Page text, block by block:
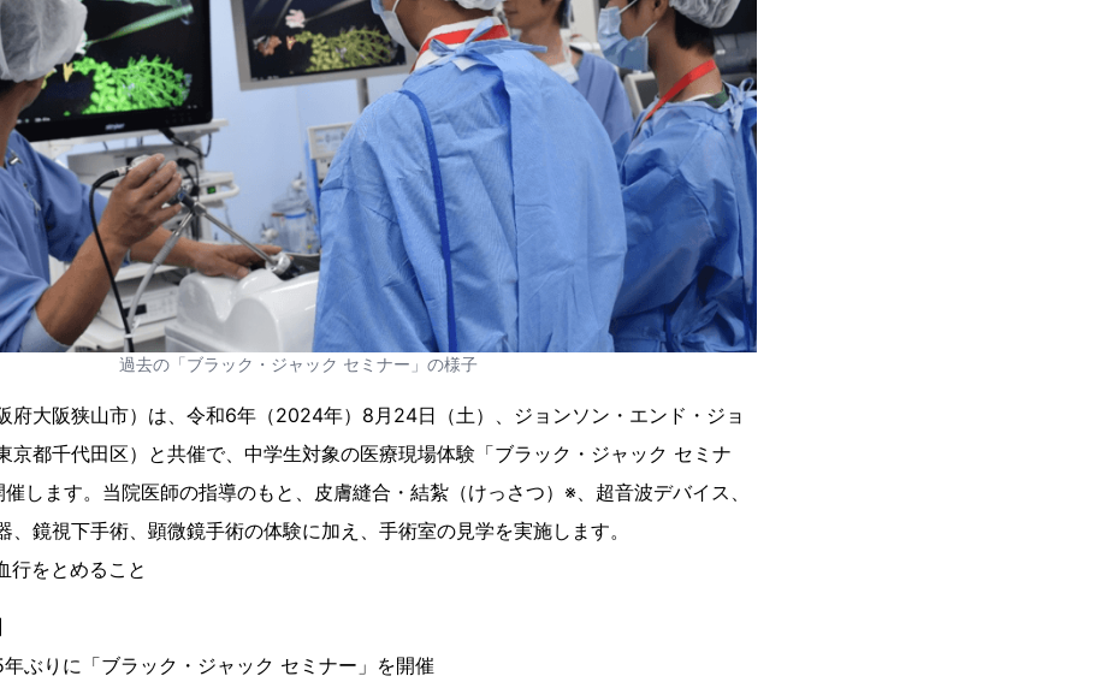
過去の「ブラック・ジャック セミナー」の様子
府大阪狭山市）は、令和6年（2024年）8月24日（土）、ジョンソン・エンド・ジョ
京都千代田区）と共催で、中学生対象の医療現場体験「ブラック・ジャック セミナ
します。当院医師の指導のもと、皮膚縫合・結紮（けっさつ）※、超音波デバイス、
、鏡視下手術、顕微鏡手術の体験に加え、手術室の見学を実施します。
行をとめること
ぶりに「ブラック・ジャック セミナー」を開催